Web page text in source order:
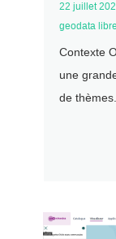
22 juillet
geodata libre
Contexte
une
de thèmes...